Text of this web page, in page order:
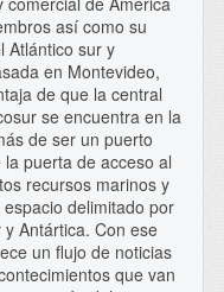
así como su
Atlántico sur y
en Montevideo,
de que la central
se encuentra en la
de ser un puerto
puerta de acceso al
recursos marinos y
delimitado por
Antártica. Con ese
un flujo de noticias
que van